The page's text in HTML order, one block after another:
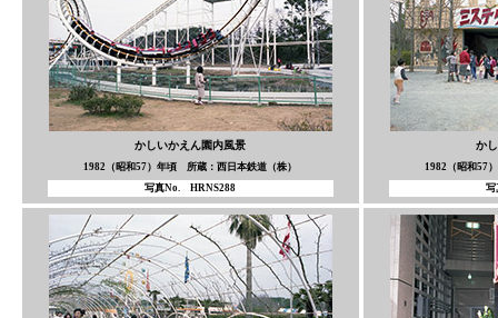
かしいかえん園内風景
1982（昭和57）年頃 所蔵：西日本鉄道（株）
写真No. HRNS288
か
1982（昭和57